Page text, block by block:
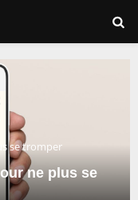
se tromper
ne plus se